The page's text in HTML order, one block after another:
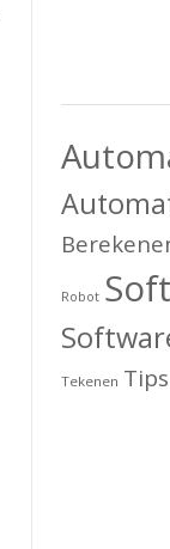
Robot
Tekenen Tips